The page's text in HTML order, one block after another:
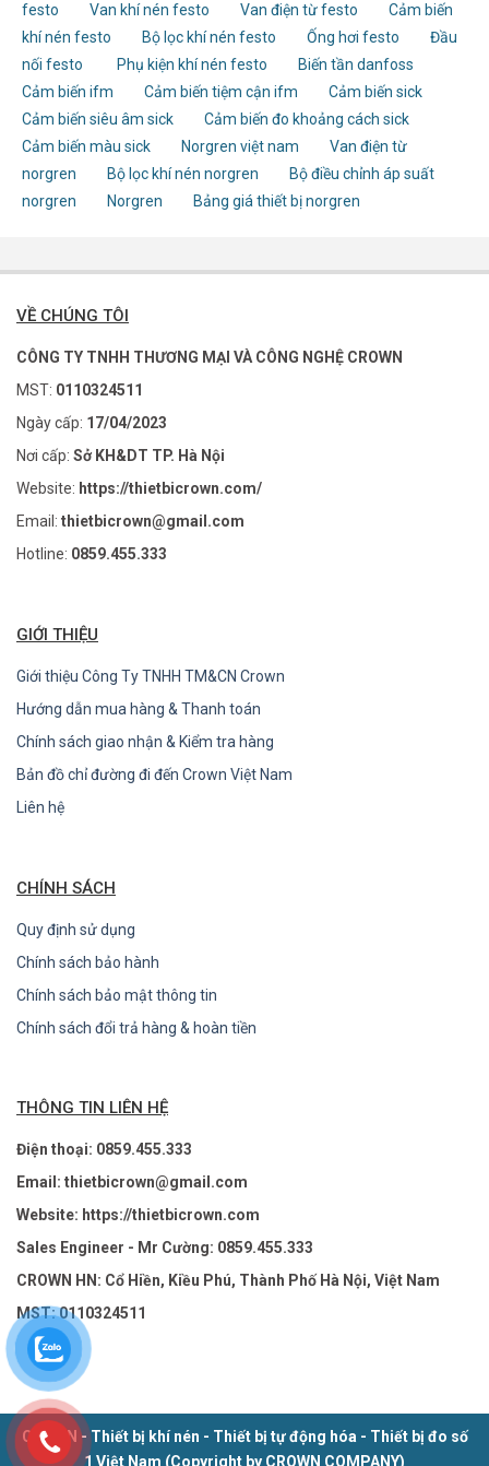
festo
Van khí nén festo Van điện từ festo
Cảm biến
khí nén festo
Bộ lọc khí nén festo Ống hơi festo
Đầu
nối festo
Phụ kiện khí nén festo
Biến tần danfoss
Cảm biến ifm
Cảm biến tiệm cận ifm
Cảm biến sick
Cảm biến siêu âm sick
Cảm biến đo khoảng cách sick
Cảm biến màu sick
Norgren việt nam
Van điện từ
norgren
Bộ lọc khí nén norgren
Bộ điều chỉnh áp suất
norgren
Norgren Bảng giá thiết bị norgren
VỀ CHÚNG TÔI
CÔNG TY TNHH THƯƠNG MẠI VÀ CÔNG NGHỆ CROWN
MST: 0110324511
Ngày cấp: 17/04/2023
Nơi cấp: Sở KH&DT TP. Hà Nội
Website: https://thietbicrown.com/
Email: thietbicrown@gmail.com
Hotline: 0859.455.333
GIỚI THIỆU
Giới thiệu Công Ty TNHH TM&CN Crown
Hướng dẫn mua hàng & Thanh toán
Chính sách giao nhận & Kiểm tra hàng
Bản đồ chỉ đường đi đến Crown Việt Nam
Liên hệ
CHÍNH SÁCH
Quy định sử dụng
Chính sách bảo hành
Chính sách bảo mật thông tin
Chính sách đổi trả hàng & hoàn tiền
THÔNG TIN LIÊN HỆ
Điện thoại: 0859.455.333
Email: thietbicrown@gmail.com
Website: https://thietbicrown.com
Sales Engineer - Mr Cường: 0859.455.333
CROWN HN: Cổ Hiền, Kiều Phú, Thành Phố Hà Nội, Việt Nam
MST: 0110324511
CROWN - Thiết bị khí nén - Thiết bị tự động hóa - Thiết bị đo số
1 Việt Nam (Copyright by CROWN COMPANY)